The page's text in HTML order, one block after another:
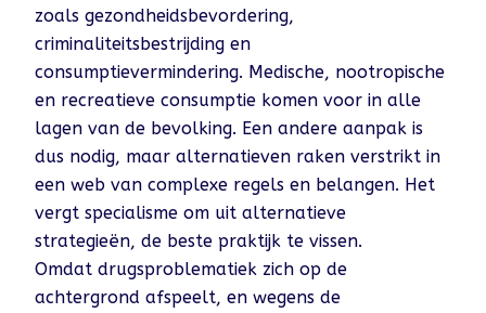
zoals gezondheidsbevordering,
criminaliteitsbestrijding en
consumptievermindering. Medische, nootropische
en recreatieve consumptie komen voor in alle
lagen van de bevolking. Een andere aanpak is
dus nodig, maar alternatieven raken verstrikt in
een web van complexe regels en belangen. Het
vergt specialisme om uit alternatieve
strategieën, de beste praktijk te vissen.
Omdat drugsproblematiek zich op de
achtergrond afspeelt, en wegens de